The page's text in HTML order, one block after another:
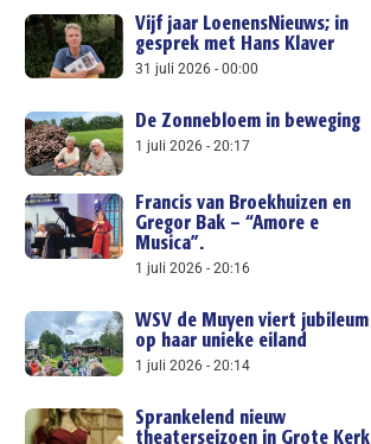
Vijf jaar LoenensNieuws; in
gesprek met Hans Klaver
31 juli 2026 00:00
De Zonnebloem in beweging
1 juli 2026 20:17
Francis van Broekhuizen en
Gregor Bak – “Amore e
Musica”.
1 juli 2026 20:16
WSV de Muyen viert jubileum
op haar unieke eiland
1 juli 2026 20:14
Sprankelend nieuw
theaterseizoen in Grote Kerk